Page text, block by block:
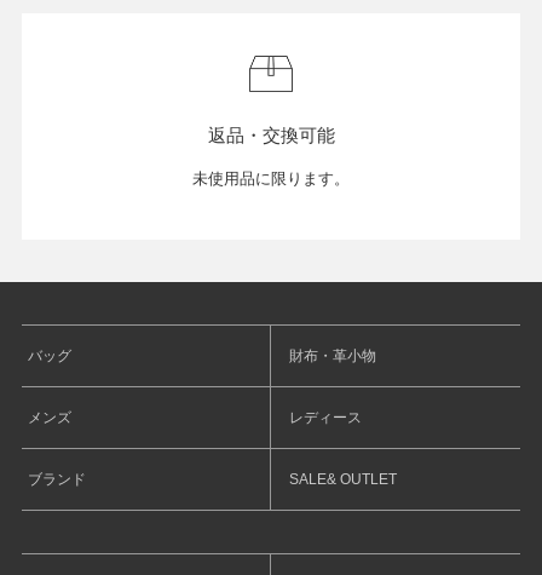
返品・交換可能
未使用品に限ります。
バッグ 財布・革小物
メンズ レディース
ブランド SALE& OUTLET